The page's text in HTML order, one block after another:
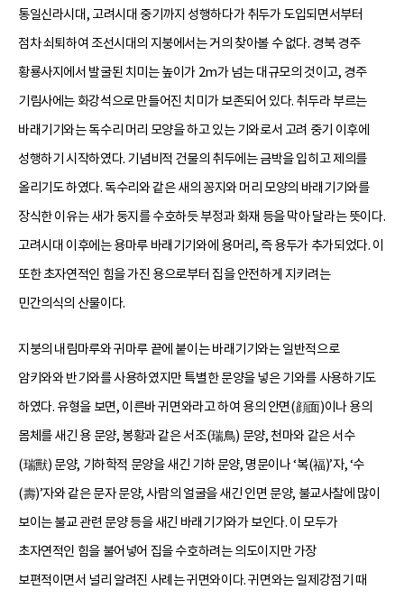
통일신라시대, 고려시대 중기까지 성행하다가 취두가 도입되면서부터
점차 쇠퇴하여 조선시대의 지붕에서는 거의 찾아볼 수 없다. 경북 경주
황룡사지에서 발굴된 치미는 높이가 2m가 넘는 대규모의 것이고, 경주
기림사에는 화강석으로 만들어진 치미가 보존되어 있다. 취두라 부르는
바래기기와는 독수리 머리 모양을 하고 있는 기와로서 고려 중기 이후에
성행하기 시작하였다. 기념비적 건물의 취두에는 금박을 입히고 제의를
올리기도 하였다. 독수리와 같은 새의 꽁지와 머리 모양의 바래기기와를
장식한 이유는 새가 둥지를 수호하듯 부정과 화재 등을 막아 달라는 뜻이다.
고려시대 이후에는 용마루 바래기기와에 용머리, 즉 용두가 추가되었다. 이
또한 초자연적인 힘을 가진 용으로부터 집을 안전하게 지키려는
민간의식의 산물이다.
지붕의 내림마루와 귀마루 끝에 붙이는 바래기기와는 일반적으로
암키와와 반기와를 사용하였지만 특별한 문양을 넣은 기와를 사용하기도
하였다. 유형을 보면, 이른바 귀면와라고 하여 용의 안면(顔面)이나 용의
몸체를 새긴 용 문양, 봉황과 같은 서조(瑞鳥) 문양, 천마와 같은 서수
(瑞獸) 문양, 기하학적 문양을 새긴 기하 문양, 명문이나 ‘복(福)’자, ‘수
(壽)’자와 같은 문자 문양, 사람의 얼굴을 새긴 인면 문양, 불교사찰에 많이
보이는 불교 관련 문양 등을 새긴 바래기기와가 보인다. 이 모두가
초자연적인 힘을 불어넣어 집을 수호하려는 의도이지만 가장
보편적이면서 널리 알려진 사례는 귀면와이다. 귀면와는 일제강점기 때